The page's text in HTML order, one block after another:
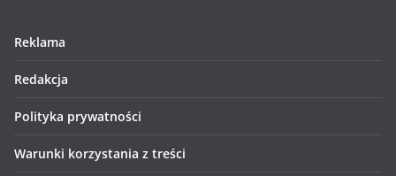
Reklama
Redakcja
Polityka prywatności
Warunki korzystania z treści